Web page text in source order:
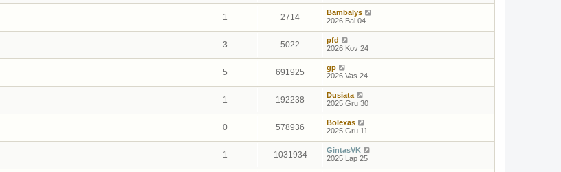
1 2714
Bambalys
2026 Bal 04
3 5022
pfd
2026 Kov 24
5 691925
gp
2026 Vas 24
1 192238
Dusiata
2025 Gru 30
0 578936
Bolexas
2025 Gru 11
1 1031934
GintasVK
2025 Lap 25